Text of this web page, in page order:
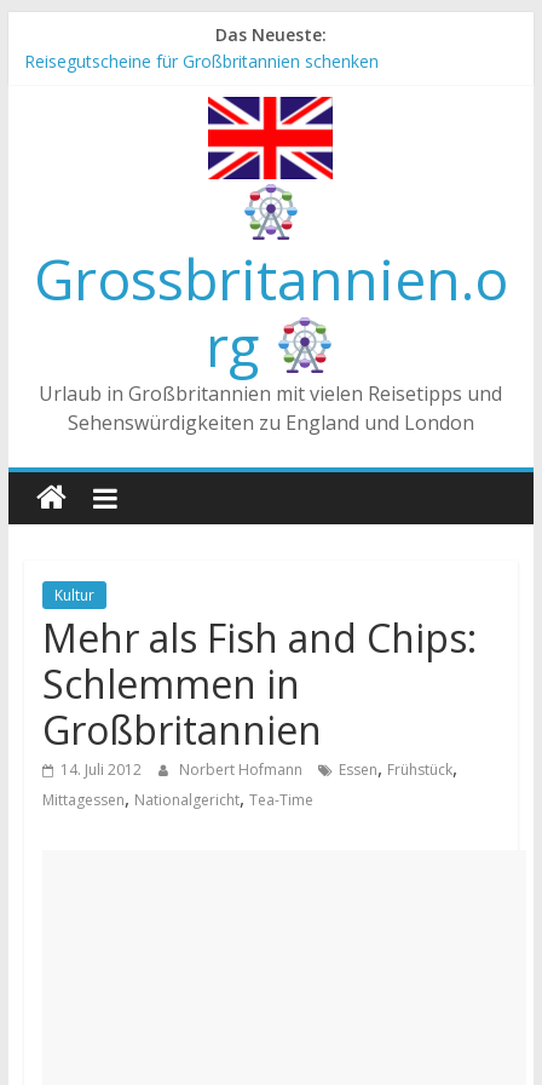
Inhalt
Das Neueste:
Reisegutscheine für Großbritannien schenken
Die Unterschiede zwischen Vereinigtes Königreich,
Großbritannien und England
Tea-Time – Was wird in Großbritannien getrunken?
Grossbritannien.o
rg
Urlaub in Großbritannien mit vielen Reisetipps und
Sehenswürdigkeiten zu England und London
Kultur
Mehr als Fish and Chips:
Schlemmen in
Großbritannien
14. Juli 2012 Norbert Hofmann Essen, Frühstück,
Mittagessen, Nationalgericht, Tea-Time